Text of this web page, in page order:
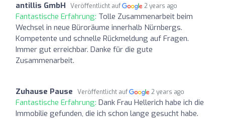
antillis GmbH Veröffentlicht auf 2 years ago
Fantastische Erfahrung: Tolle Zusammenarbeit beim
Wechsel in neue Büroräume innerhalb Nürnbergs.
Kompetente und schnelle Rückmeldung auf Fragen.
Immer gut erreichbar. Danke für die gute
Zusammenarbeit.
Zuhause Pause Veröffentlicht auf 2 years ago
Fantastische Erfahrung: Dank Frau Hellerich habe ich die
Immobilie gefunden, die ich schon lange gesucht habe.